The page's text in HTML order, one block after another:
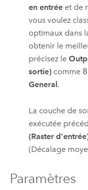
en entrée et de
vous voulez
optimaux dans
obtenir le
précisez le
sortie) comme
General .
La couche de
exécutée
(Raster
(Décalage
Paramètres